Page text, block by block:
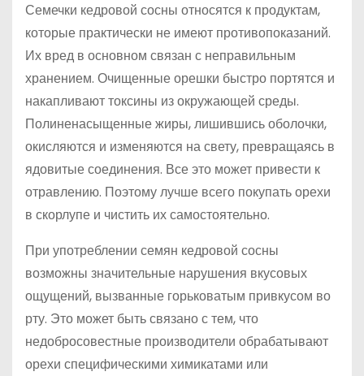
Семечки кедровой сосны относятся к продуктам,
которые практически не имеют противопоказаний.
Их вред в основном связан с неправильным
хранением. Очищенные орешки быстро портятся и
накапливают токсины из окружающей среды.
Полиненасыщенные жиры, лишившись оболочки,
окисляются и изменяются на свету, превращаясь в
ядовитые соединения. Все это может привести к
отравлению. Поэтому лучше всего покупать орехи
в скорлупе и чистить их самостоятельно.
При употреблении семян кедровой сосны
возможны значительные нарушения вкусовых
ощущений, вызванные горьковатым привкусом во
рту. Это может быть связано с тем, что
недобросовестные производители обрабатывают
орехи специфическими химикатами или